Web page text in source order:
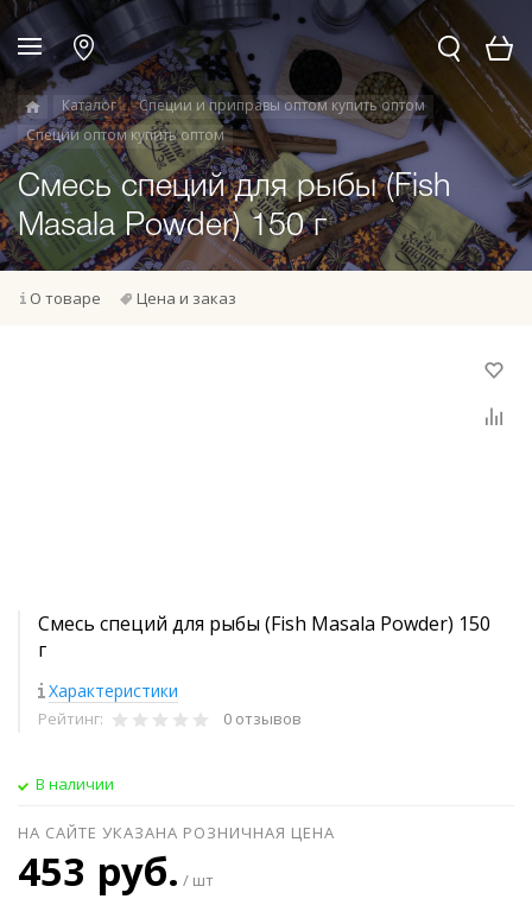
Каталог
Специи и приправы оптом купить оптом
Специи оптом купить оптом
Смесь специй для рыбы (Fish
Masala Powder) 150 г
О товаре Цена и заказ
Смесь специй для рыбы (Fish Masala Powder) 150
г
Характеристики
Рейтинг: 0 отзывов
В наличии
НА САЙТЕ УКАЗАНА РОЗНИЧНАЯ ЦЕНА
453 руб. / шт